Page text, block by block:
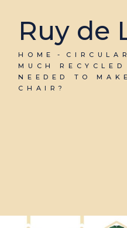
Ruy de
HOME
MUCH
NEEDED TO
CHAIR?